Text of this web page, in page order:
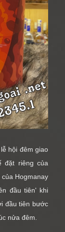
lễ hội đêm giao
đặt riêng của
Hogmanay
đầu tiên' khi
đầu tiên bước
nửa đêm.